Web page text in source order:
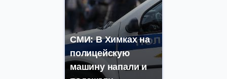
СМИ: В Химках на
полицейскую
машину напали и